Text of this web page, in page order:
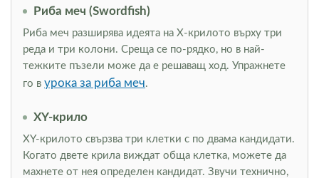
Риба меч (Swordfish)
Риба меч разширява идеята на Х-крилото върху три
реда и три колони. Среща се по-рядко, но в най-
тежките пъзели може да е решаващ ход. Упражнете
го в урока за риба меч.
XY-крило
XY-крилото свързва три клетки с по двама кандидати.
Когато двете крила виждат обща клетка, можете да
махнете от нея определен кандидат. Звучи технично,